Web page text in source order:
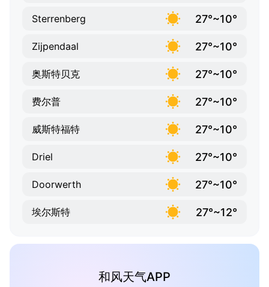
Sterrenberg 27°~10°
Zijpendaal 27°~10°
奥斯特贝克 27°~10°
费尔普 27°~10°
威斯特福特 27°~10°
Driel 27°~10°
Doorwerth 27°~10°
埃尔斯特 27°~12°
和风天气APP